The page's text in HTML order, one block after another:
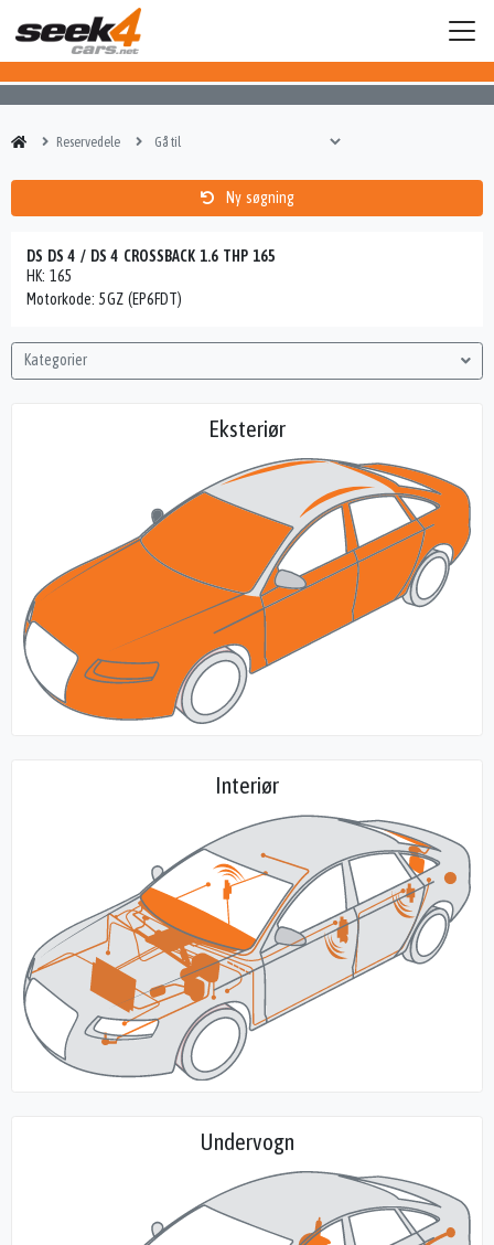
Reservedele
Ny søgning
DS DS 4 / DS 4 CROSSBACK 1.6 THP 165
HK: 165
Motorkode: 5GZ (EP6FDT)
Kategorier
Eksteriør
Interiør
Undervogn